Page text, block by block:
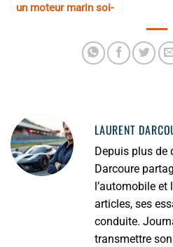
un moteur marin soi-
LAURENT
Depuis plus de
Darcoure
l’automobile et
articles, ses
conduite.
transmettre